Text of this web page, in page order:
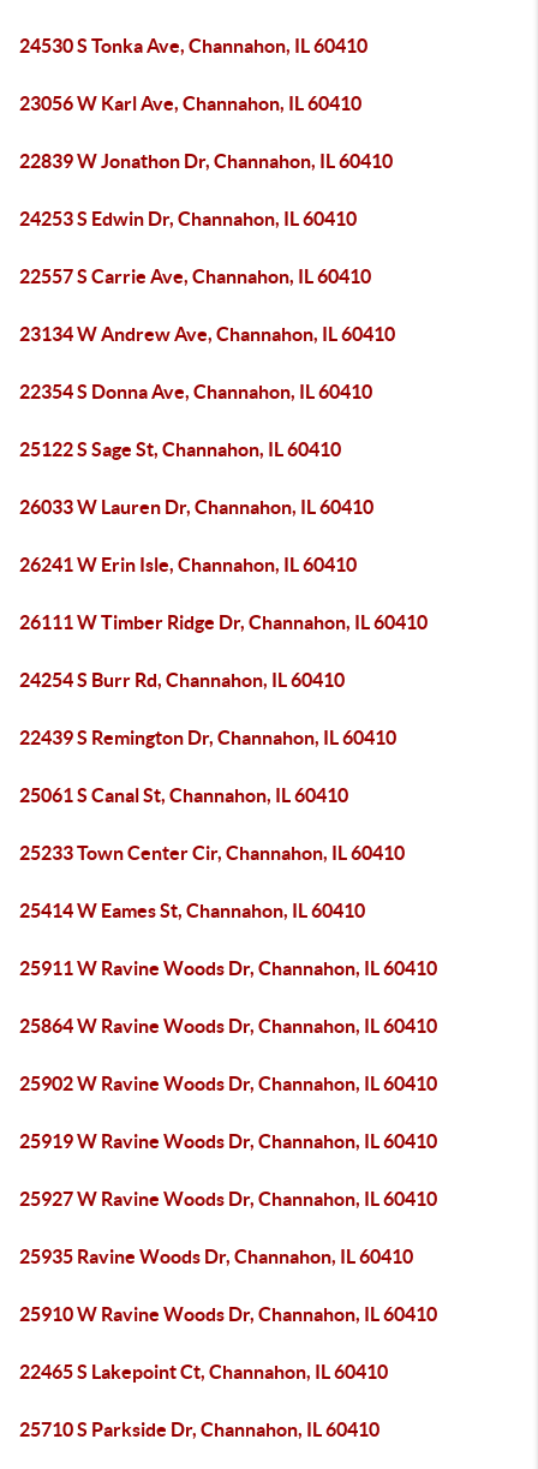
24530 S Tonka Ave, Channahon, IL 60410
23056 W Karl Ave, Channahon, IL 60410
22839 W Jonathon Dr, Channahon, IL 60410
24253 S Edwin Dr, Channahon, IL 60410
22557 S Carrie Ave, Channahon, IL 60410
23134 W Andrew Ave, Channahon, IL 60410
22354 S Donna Ave, Channahon, IL 60410
25122 S Sage St, Channahon, IL 60410
26033 W Lauren Dr, Channahon, IL 60410
26241 W Erin Isle, Channahon, IL 60410
26111 W Timber Ridge Dr, Channahon, IL 60410
24254 S Burr Rd, Channahon, IL 60410
22439 S Remington Dr, Channahon, IL 60410
25061 S Canal St, Channahon, IL 60410
25233 Town Center Cir, Channahon, IL 60410
25414 W Eames St, Channahon, IL 60410
25911 W Ravine Woods Dr, Channahon, IL 60410
25864 W Ravine Woods Dr, Channahon, IL 60410
25902 W Ravine Woods Dr, Channahon, IL 60410
25919 W Ravine Woods Dr, Channahon, IL 60410
25927 W Ravine Woods Dr, Channahon, IL 60410
25935 Ravine Woods Dr, Channahon, IL 60410
25910 W Ravine Woods Dr, Channahon, IL 60410
22465 S Lakepoint Ct, Channahon, IL 60410
25710 S Parkside Dr, Channahon, IL 60410